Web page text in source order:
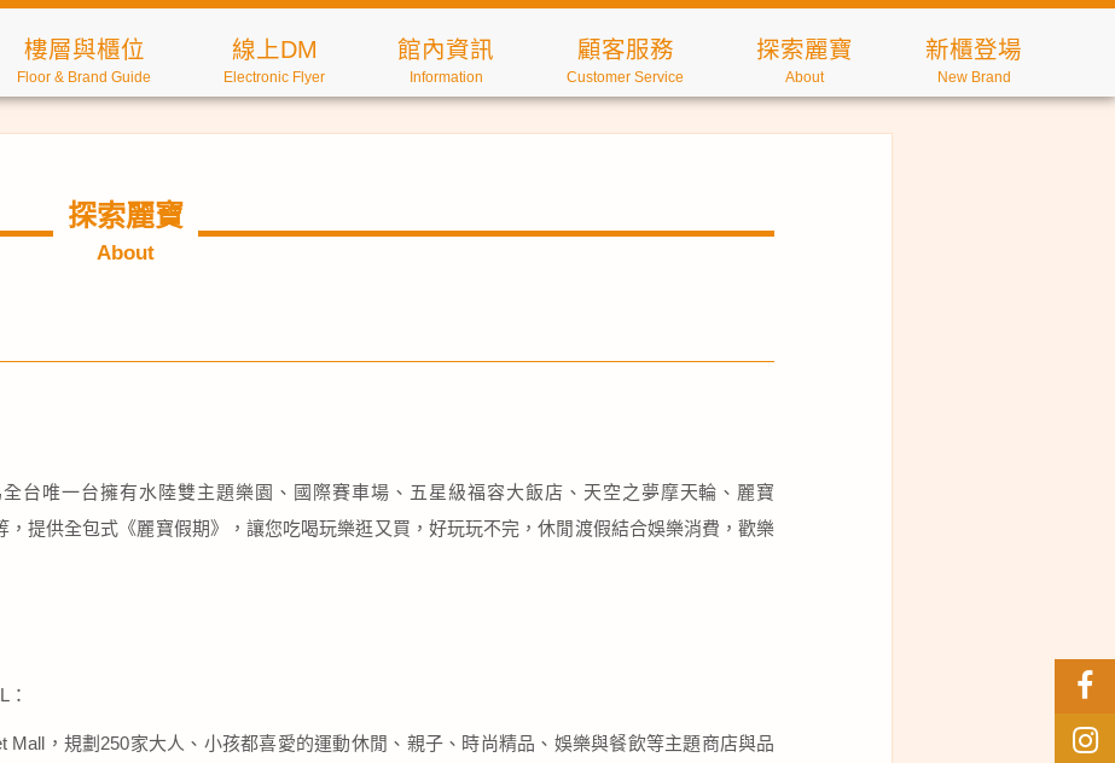
樓層與櫃位
Floor & Brand Guide
線上DM
Electronic Flyer
館內資訊
Information
顧客服務
Customer Service
探索麗寶
About
新櫃登場
New Brand
探索麗寶
About
台唯一台擁有水陸雙主題樂園、國際賽車場、五星級福容大飯店、天空之夢摩天輪、麗寶
提供全包式《麗寶假期》，讓您吃喝玩樂逛又買，好玩玩不完，休閒渡假結合娛樂消費，歡樂
：
Mall，規劃250家大人、小孩都喜愛的運動休閒、親子、時尚精品、娛樂與餐飲等主題商店與品